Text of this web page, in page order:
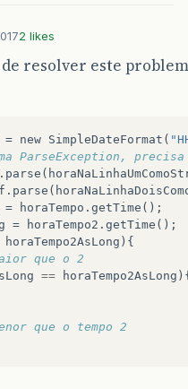
2 likes
resolver este
= new SimpleDateFormat (
ParseException,
. parse (
. parse (
= horaTempo . getTime ();
= horaTempo2 . getTime ();
horaTempo2AsLong ){
que o 2
== horaTempo2AsLong
que o tempo 2